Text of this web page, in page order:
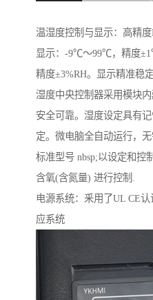
温湿度控制与显示：高精
显示：-9℃～99℃，精度
精度±3%RH。显示精准稳
湿度中央控制器采用模块
安全可靠。湿度设定具有
定。微电脑全自动运行，
标准型号 nbsp;以设定和控
含氧(含氮量) 进行控制.
电源系统：釆用了UL CE
应系统